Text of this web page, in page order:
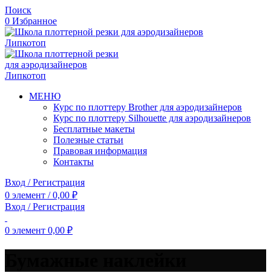
Поиск
0 Избранное
МЕНЮ
Курс по плоттеру Brother для аэродизайнеров
Курс по плоттеру Silhouette для аэродизайнеров
Бесплатные макеты
Полезные статьи
Правовая информация
Контакты
Вход / Регистрация
0 элемент / 0,00 ₽
Вход / Регистрация
0 элемент 0,00 ₽